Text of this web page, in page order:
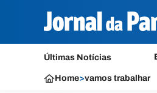
Últimas Notícias
Home>vamos trabalhar